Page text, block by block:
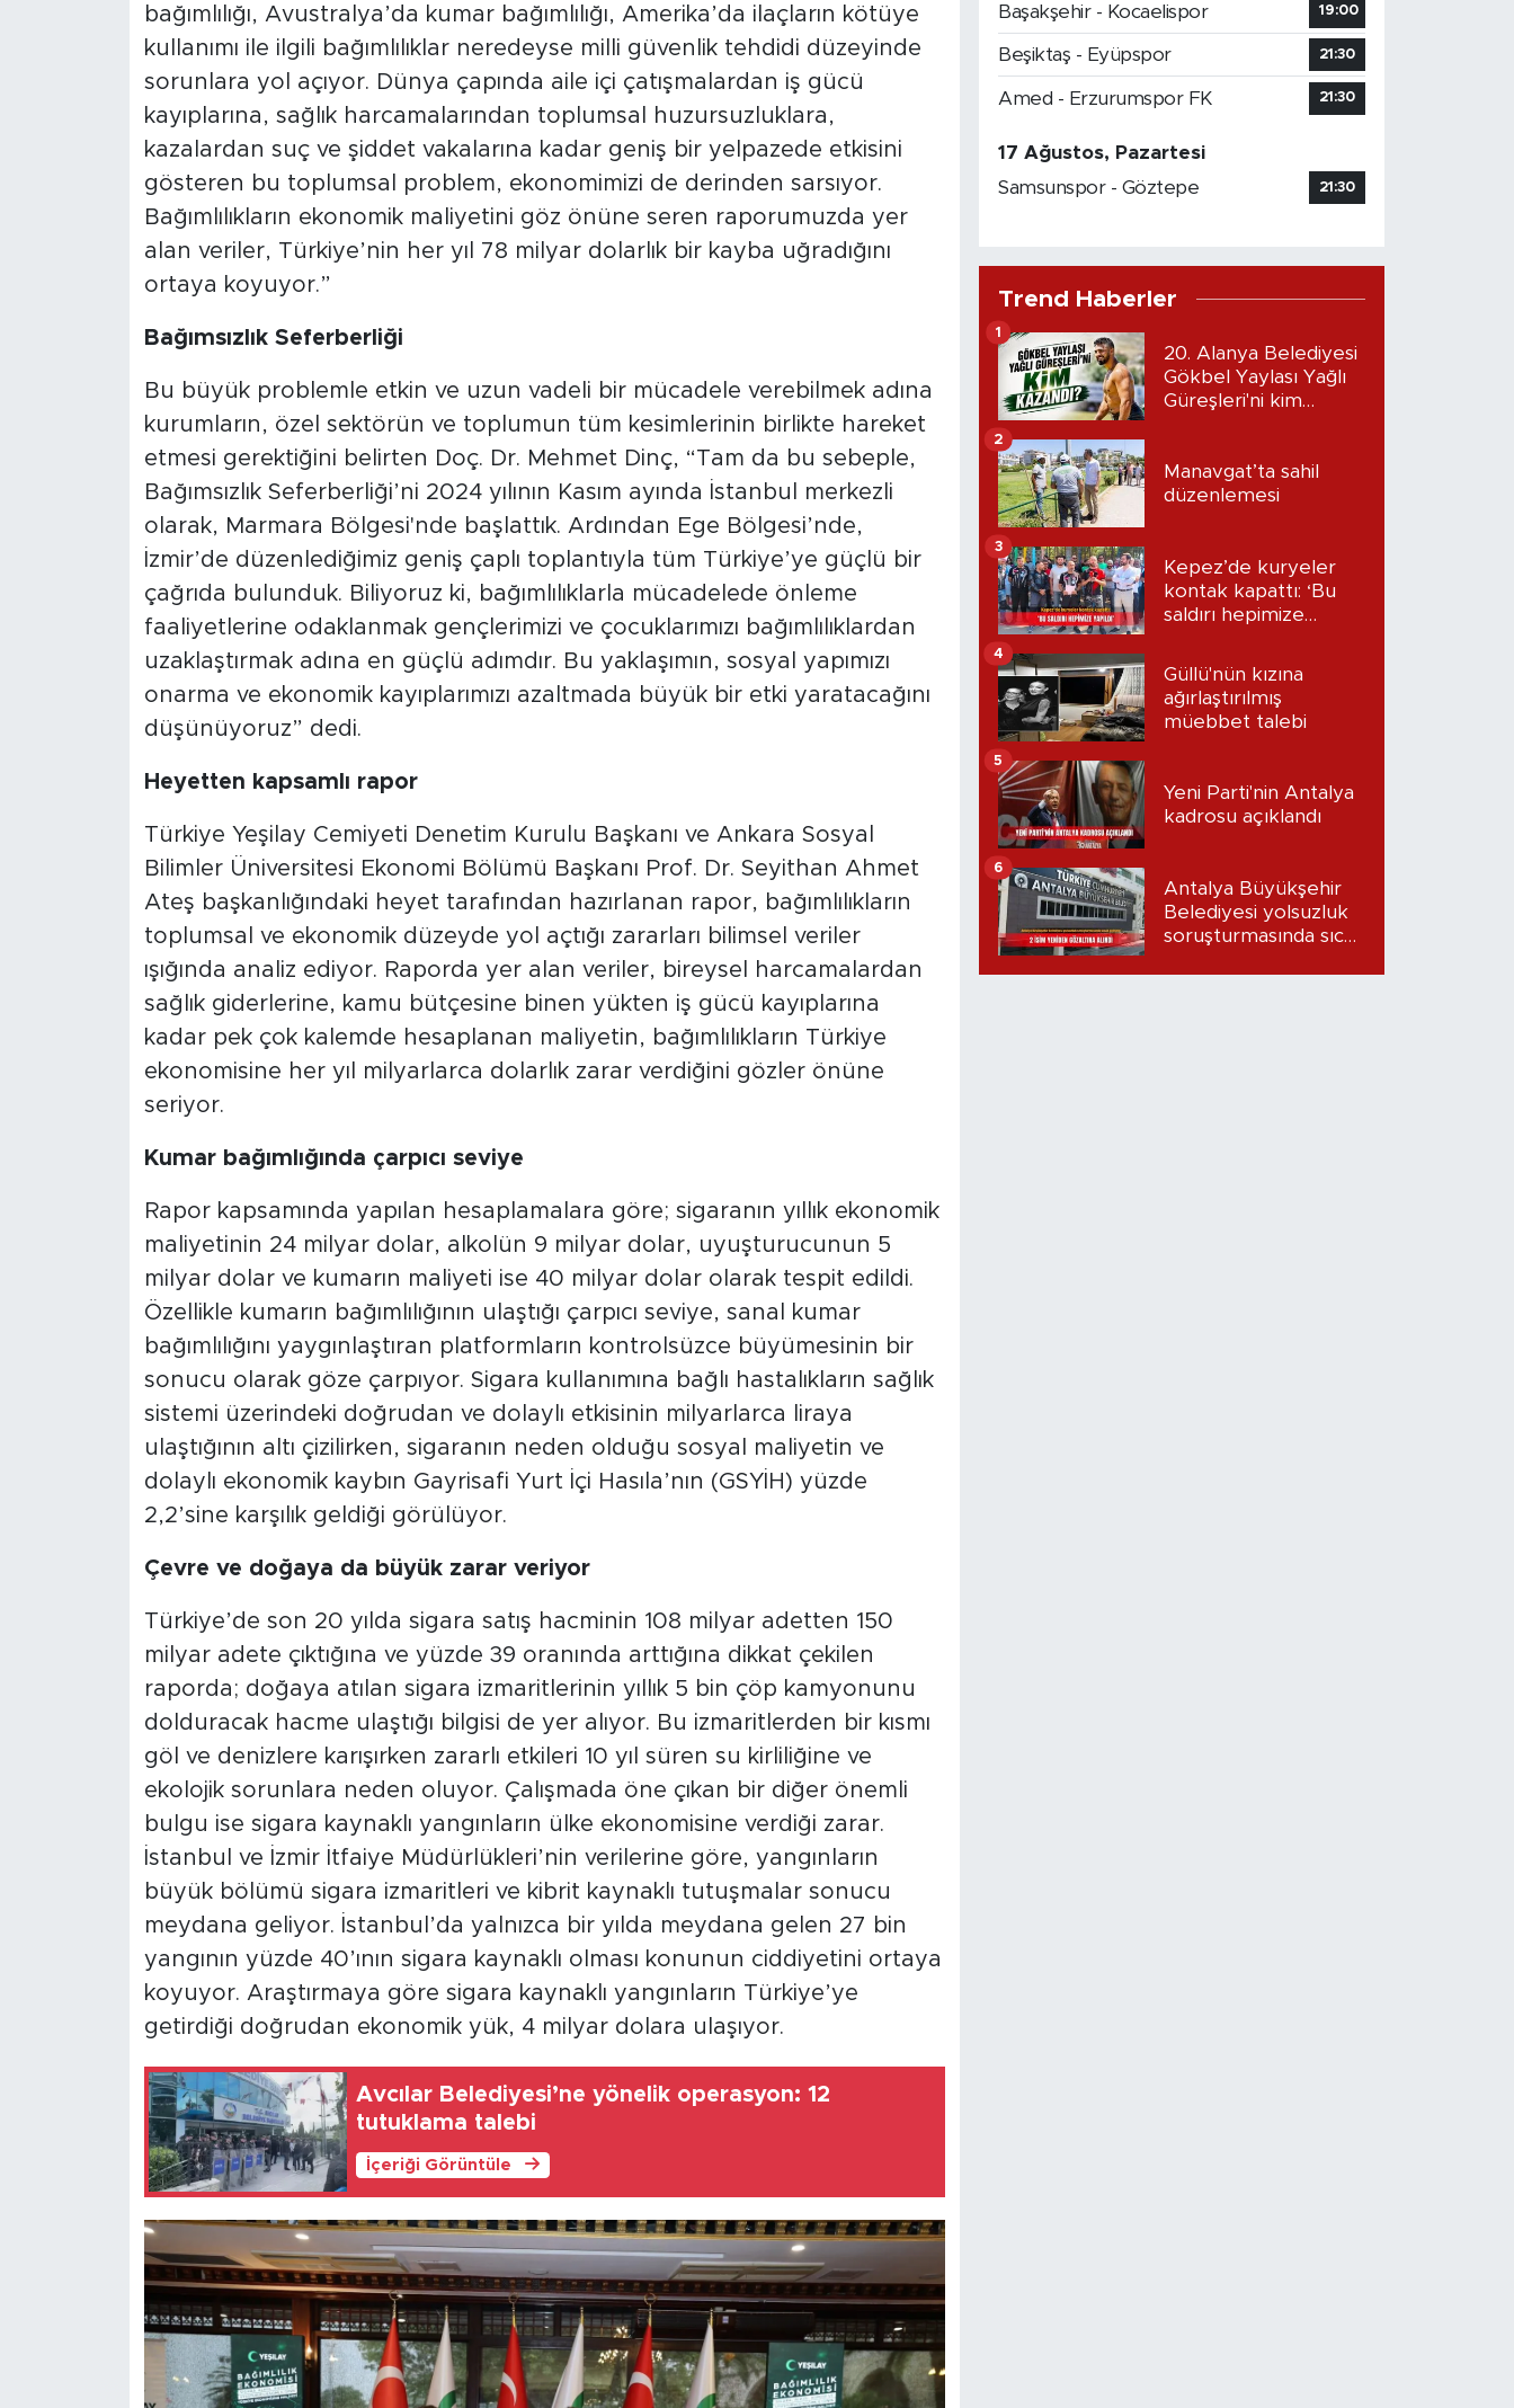
bağımlılığı, Avustralya’da kumar bağımlılığı, Amerika’da ilaçların kötüye
kullanımı ile ilgili bağımlılıklar neredeyse milli güvenlik tehdidi düzeyinde
sorunlara yol açıyor. Dünya çapında aile içi çatışmalardan iş gücü
kayıplarına, sağlık harcamalarından toplumsal huzursuzluklara,
kazalardan suç ve şiddet vakalarına kadar geniş bir yelpazede etkisini
gösteren bu toplumsal problem, ekonomimizi de derinden sarsıyor.
Bağımlılıkların ekonomik maliyetini göz önüne seren raporumuzda yer
alan veriler, Türkiye’nin her yıl 78 milyar dolarlık bir kayba uğradığını
ortaya koyuyor.”
Bağımsızlık Seferberliği
Bu büyük problemle etkin ve uzun vadeli bir mücadele verebilmek adına
kurumların, özel sektörün ve toplumun tüm kesimlerinin birlikte hareket
etmesi gerektiğini belirten Doç. Dr. Mehmet Dinç, “Tam da bu sebeple,
Bağımsızlık Seferberliği’ni 2024 yılının Kasım ayında İstanbul merkezli
olarak, Marmara Bölgesi'nde başlattık. Ardından Ege Bölgesi’nde,
İzmir’de düzenlediğimiz geniş çaplı toplantıyla tüm Türkiye’ye güçlü bir
çağrıda bulunduk. Biliyoruz ki, bağımlılıklarla mücadelede önleme
faaliyetlerine odaklanmak gençlerimizi ve çocuklarımızı bağımlılıklardan
uzaklaştırmak adına en güçlü adımdır. Bu yaklaşımın, sosyal yapımızı
onarma ve ekonomik kayıplarımızı azaltmada büyük bir etki yaratacağını
düşünüyoruz” dedi.
Heyetten kapsamlı rapor
Türkiye Yeşilay Cemiyeti Denetim Kurulu Başkanı ve Ankara Sosyal
Bilimler Üniversitesi Ekonomi Bölümü Başkanı Prof. Dr. Seyithan Ahmet
Ateş başkanlığındaki heyet tarafından hazırlanan rapor, bağımlılıkların
toplumsal ve ekonomik düzeyde yol açtığı zararları bilimsel veriler
ışığında analiz ediyor. Raporda yer alan veriler, bireysel harcamalardan
sağlık giderlerine, kamu bütçesine binen yükten iş gücü kayıplarına
kadar pek çok kalemde hesaplanan maliyetin, bağımlılıkların Türkiye
ekonomisine her yıl milyarlarca dolarlık zarar verdiğini gözler önüne
seriyor.
Kumar bağımlığında çarpıcı seviye
Rapor kapsamında yapılan hesaplamalara göre; sigaranın yıllık ekonomik
maliyetinin 24 milyar dolar, alkolün 9 milyar dolar, uyuşturucunun 5
milyar dolar ve kumarın maliyeti ise 40 milyar dolar olarak tespit edildi.
Özellikle kumarın bağımlılığının ulaştığı çarpıcı seviye, sanal kumar
bağımlılığını yaygınlaştıran platformların kontrolsüzce büyümesinin bir
sonucu olarak göze çarpıyor. Sigara kullanımına bağlı hastalıkların sağlık
sistemi üzerindeki doğrudan ve dolaylı etkisinin milyarlarca liraya
ulaştığının altı çizilirken, sigaranın neden olduğu sosyal maliyetin ve
dolaylı ekonomik kaybın Gayrisafi Yurt İçi Hasıla’nın (GSYİH) yüzde
2,2’sine karşılık geldiği görülüyor.
Çevre ve doğaya da büyük zarar veriyor
Türkiye’de son 20 yılda sigara satış hacminin 108 milyar adetten 150
milyar adete çıktığına ve yüzde 39 oranında arttığına dikkat çekilen
raporda; doğaya atılan sigara izmaritlerinin yıllık 5 bin çöp kamyonunu
dolduracak hacme ulaştığı bilgisi de yer alıyor. Bu izmaritlerden bir kısmı
göl ve denizlere karışırken zararlı etkileri 10 yıl süren su kirliliğine ve
ekolojik sorunlara neden oluyor. Çalışmada öne çıkan bir diğer önemli
bulgu ise sigara kaynaklı yangınların ülke ekonomisine verdiği zarar.
İstanbul ve İzmir İtfaiye Müdürlükleri’nin verilerine göre, yangınların
büyük bölümü sigara izmaritleri ve kibrit kaynaklı tutuşmalar sonucu
meydana geliyor. İstanbul’da yalnızca bir yılda meydana gelen 27 bin
yangının yüzde 40’ının sigara kaynaklı olması konunun ciddiyetini ortaya
koyuyor. Araştırmaya göre sigara kaynaklı yangınların Türkiye’ye
getirdiği doğrudan ekonomik yük, 4 milyar dolara ulaşıyor.
Avcılar Belediyesi’ne yönelik operasyon: 12
tutuklama talebi
İçeriği Görüntüle
Başakşehir - Kocaelispor
19:00
Beşiktaş - Eyüpspor 21:30
Amed - Erzurumspor FK 21:30
17 Ağustos, Pazartesi
Samsunspor - Göztepe
21:30
Trend Haberler
20. Alanya Belediyesi
Gökbel Yaylası Yağlı
Güreşleri'ni kim
1
Manavgat’ta sahil
düzenlemesi
2
Kepez’de kuryeler
kontak kapattı: ‘Bu
saldırı hepimize
3
Güllü'nün kızına
ağırlaştırılmış
müebbet talebi
4
Yeni Parti'nin Antalya
kadrosu açıklandı
5
Antalya Büyükşehir
Belediyesi yolsuzluk
soruşturmasında sıcak
6